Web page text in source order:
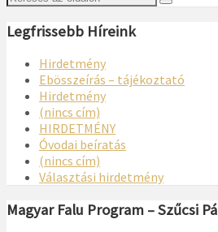
Legfrissebb Híreink
Hirdetmény
Ebösszeírás – tájékoztató
Hirdetmény
(nincs cím)
HIRDETMÉNY
Óvodai beíratás
(nincs cím)
Választási hirdetmény
Magyar Falu Program – Szűcsi